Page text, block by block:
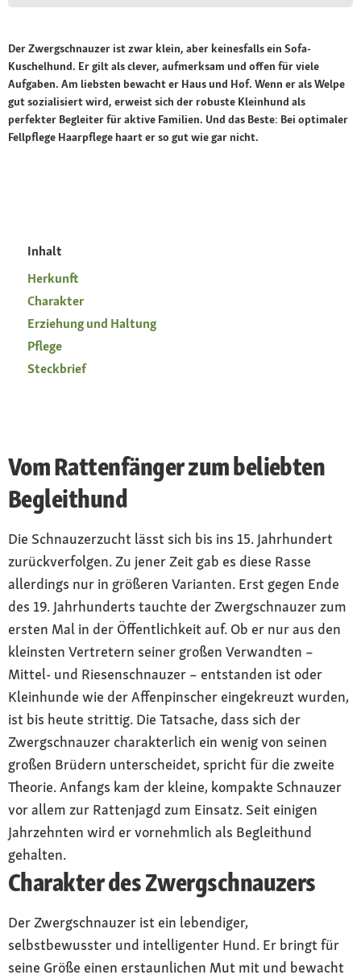
Der Zwergschnauzer ist zwar klein, aber keinesfalls ein Sofa-
Kuschelhund. Er gilt als clever, aufmerksam und offen für viele
Aufgaben. Am liebsten bewacht er Haus und Hof. Wenn er als Welpe
gut sozialisiert wird, erweist sich der robuste Kleinhund als
perfekter Begleiter für aktive Familien. Und das Beste: Bei optimaler
Fellpflege Haarpflege haart er so gut wie gar nicht.
Inhalt
Herkunft
Charakter
Erziehung und Haltung
Pflege
Steckbrief
Vom Rattenfänger zum beliebten
Begleithund
Die Schnauzerzucht lässt sich bis ins 15. Jahrhundert
zurückverfolgen. Zu jener Zeit gab es diese Rasse
allerdings nur in größeren Varianten. Erst gegen Ende
des 19. Jahrhunderts tauchte der Zwergschnauzer zum
ersten Mal in der Öffentlichkeit auf. Ob er nur aus den
kleinsten Vertretern seiner großen Verwandten –
Mittel- und Riesenschnauzer – entstanden ist oder
Kleinhunde wie der Affenpinscher eingekreuzt wurden,
ist bis heute strittig. Die Tatsache, dass sich der
Zwergschnauzer charakterlich ein wenig von seinen
großen Brüdern unterscheidet, spricht für die zweite
Theorie. Anfangs kam der kleine, kompakte Schnauzer
vor allem zur Rattenjagd zum Einsatz. Seit einigen
Jahrzehnten wird er vornehmlich als Begleithund
gehalten.
Charakter des Zwergschnauzers
Der Zwergschnauzer ist ein lebendiger,
selbstbewusster und intelligenter Hund. Er bringt für
seine Größe einen erstaunlichen Mut mit und bewacht